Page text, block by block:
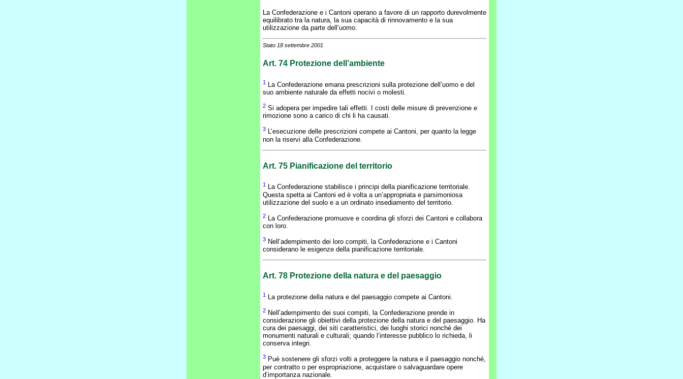
La Confederazione e i Cantoni operano a favore di un rapporto durevolmente
equilibrato tra la natura, la sua capacità di rinnovamento e la sua
utilizzazione da parte dell’uomo.
Stato 18 settembre 2001
Art. 74 Protezione dell’ambiente
1
La Confederazione emana prescrizioni sulla protezione dell’uomo e del
suo ambiente naturale da effetti nocivi o molesti.
2 Si adopera per impedire tali effetti. I costi delle misure di prevenzione e
rimozione sono a carico di chi li ha causati.
3 L’esecuzione delle prescrizioni compete ai Cantoni, per quanto la legge
non la riservi alla Confederazione.
Art. 75 Pianificazione del territorio
1
La Confederazione stabilisce i principi della pianificazione territoriale.
Questa spetta ai Cantoni ed è volta a un’appropriata e parsimoniosa
utilizzazione del suolo e a un ordinato insediamento del territorio.
2
La Confederazione promuove e coordina gli sforzi dei Cantoni e collabora
con loro.
3 Nell’adempimento dei loro compiti, la Confederazione e i Cantoni
considerano le esigenze della pianificazione territoriale.
Art. 78 Protezione della natura e del paesaggio
1 La protezione della natura e del paesaggio compete ai Cantoni.
2 Nell’adempimento dei suoi compiti, la Confederazione prende in
considerazione gli obiettivi della protezione della natura e del paesaggio. Ha
cura dei paesaggi, dei siti caratteristici, dei luoghi storici nonché dei
monumenti naturali e culturali; quando l’interesse pubblico lo richieda, li
conserva integri.
3 Puè sostenere gli sforzi volti a proteggere la natura e il paesaggio nonché,
per contratto o per espropriazione, acquistare o salvaguardare opere
d’importanza nazionale.